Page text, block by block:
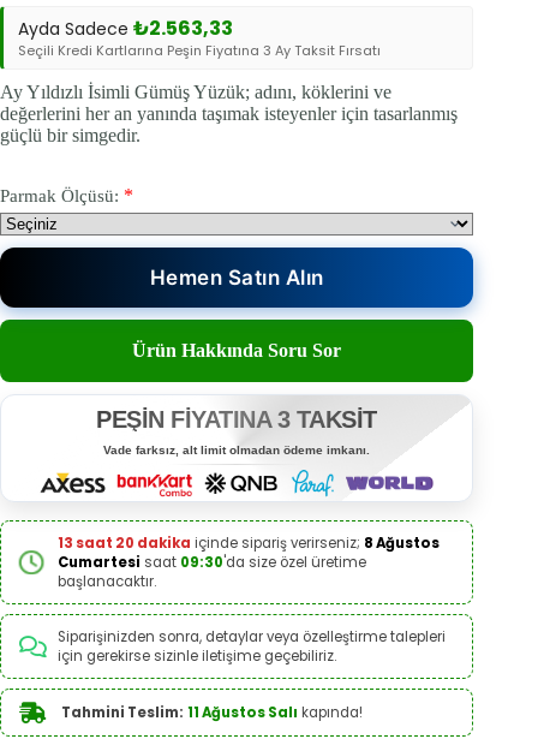
Ayda Sadece ₺2.563,33
Seçili Kredi Kartlarına Peşin Fiyatına 3 Ay Taksit Fırsatı
Ay Yıldızlı İsimli Gümüş Yüzük; adını, köklerini ve
değerlerini her an yanında taşımak isteyenler için tasarlanmış
güçlü bir simgedir.
Parmak Ölçüsü: *
Hemen Satın Alın
Ürün Hakkında Soru Sor
PEŞİN FİYATINA 3 TAKSİT
Vade farksız, alt limit olmadan ödeme imkanı.
13 saat 20 dakika içinde sipariş verirseniz; 8 Ağustos
Cumartesi saat 09:30'da size özel üretime
başlanacaktır.
Siparişinizden sonra, detaylar veya özelleştirme talepleri
için gerekirse sizinle iletişime geçebiliriz.
Tahmini Teslim: 11 Ağustos Salı kapında!